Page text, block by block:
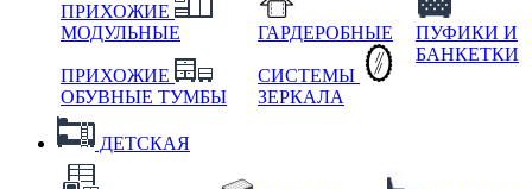
ПРИХОЖИЕ
МОДУЛЬНЫЕ
ПРИХОЖИЕ
ОБУВНЫЕ ТУМБЫ
ГАРДЕРОБНЫЕ
СИСТЕМЫ
ЗЕРКАЛА
ПУФИКИ И
БАНКЕТКИ
ДЕТСКАЯ